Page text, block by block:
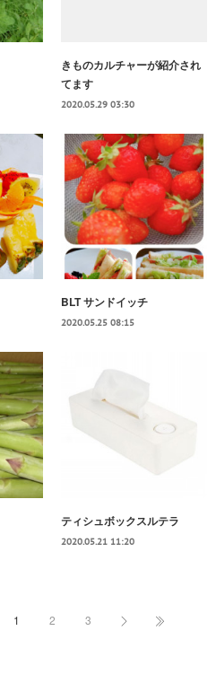
きものカルチャーが紹介され
てます
2020.05.29 03:30
BLT サンドイッチ
2020.05.25 08:15
ティシュボックスルテラ
2020.05.21 11:20
1 2 3